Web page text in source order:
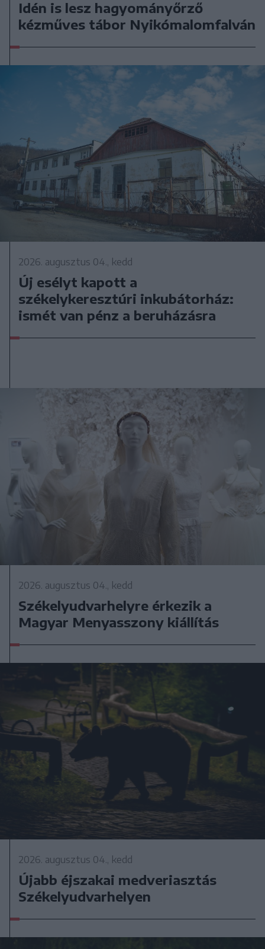
Idén is lesz hagyományőrző
kézműves tábor Nyikómalomfalván
2026. augusztus 04., kedd
Új esélyt kapott a
székelykeresztúri inkubátorház:
ismét van pénz a beruházásra
2026. augusztus 04., kedd
Székelyudvarhelyre érkezik a
Magyar Menyasszony kiállítás
2026. augusztus 04., kedd
Újabb éjszakai medveriasztás
Székelyudvarhelyen